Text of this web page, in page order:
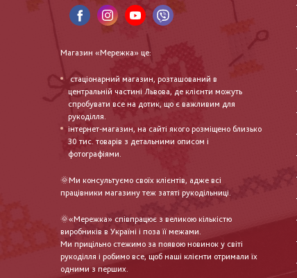
Магазин «Мережка» це:
стаціонарний магазин, розташований в
центральній частині Львова, де клієнти можуть
спробувати все на дотик, що є важливим для
рукоділля.
інтернет-магазин, на сайті якого розміщено близько
30 тис. товарів з детальними описом і
фотографіями.
🌞Ми консультуємо своїх клієнтів, адже всі
працівники магазину теж затяті рукодільниці.
🌞«Мережка» співпрацює з великою кількістю
виробників в Україні і поза її межами.
Ми прицільно стежимо за появою новинок у світі
рукоділля і робимо все, щоб наші клієнти отримали їх
одними з перших.